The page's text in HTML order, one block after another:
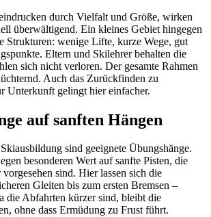
durch Vielfalt und Größe, wirken
überwältigend. Ein kleines Gebiet hingegen
Strukturen: wenige Lifte, kurze Wege, gut
Eltern und Skilehrer behalten die
sich nicht verloren. Der gesamte Rahmen
Auch das Zurückfinden zu
Unterkunft gelingt hier einfacher.
auf sanften Hängen
sind geeignete Übungshänge.
besonderen Wert auf sanfte Pisten, die
sind. Hier lassen sich die
Gleiten bis zum ersten Bremsen –
die Abfahrten kürzer sind, bleibt die
ohne dass Ermüdung zu Frust führt.